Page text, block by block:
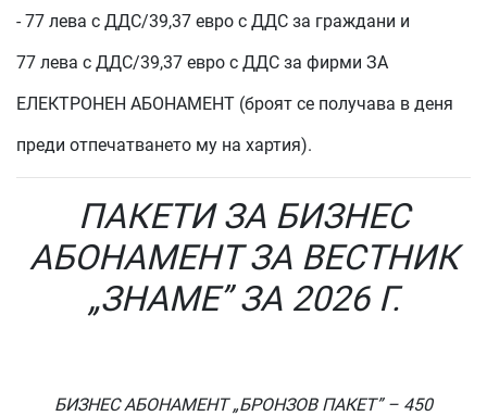
- 77 лева с ДДС/39,37 евро с ДДС за граждани и
77 лева с ДДС/39,37 евро с ДДС за фирми ЗА
ЕЛЕКТРОНЕН АБОНАМЕНТ (броят се получава в деня
преди отпечатването му на хартия).
ПАКЕТИ ЗА БИЗНЕС
АБОНАМЕНТ ЗА ВЕСТНИК
„ЗНАМЕ” ЗА 2026 Г.
БИЗНЕС АБОНАМЕНТ „БРОНЗОВ ПАКЕТ” – 450